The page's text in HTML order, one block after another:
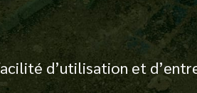
d’utilisation et